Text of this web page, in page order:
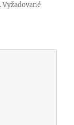
Vyžadované